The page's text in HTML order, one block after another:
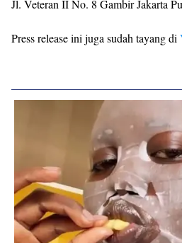
Jl. Veteran II No. 8 Gambir Jakarta
Press release ini juga sudah tayang di